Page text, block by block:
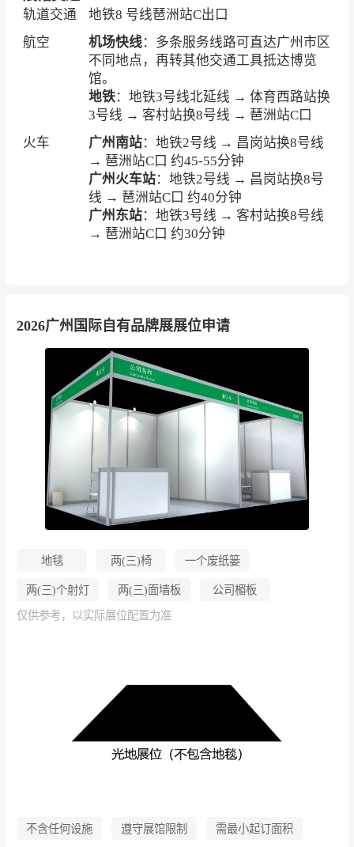
轨道交通
地铁8 号线琶洲站C出口
航空
机场快线：多条服务线路可直达广州市区
不同地点，再转其他交通工具抵达博览
馆。
地铁：地铁3号线北延线 → 体育西路站换
3号线 → 客村站换8号线 → 琶洲站C口
火车
广州南站：地铁2号线 → 昌岗站换8号线
→ 琶洲站C口 约45-55分钟
广州火车站：地铁2号线 → 昌岗站换8号
线 → 琶洲站C口 约40分钟
广州东站：地铁3号线 → 客村站换8号线
→ 琶洲站C口 约30分钟
2026广州国际自有品牌展展位申请
地毯 两(三)椅 一个废纸篓
两(三)个射灯 两(三)面墙板 公司楣板
仅供参考，以实际展位配置为准
不含任何设施 遵守展馆限制 需最小起订面积